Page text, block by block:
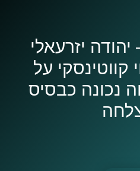
59 – יהודה יזרעאלי
על
נכונה כבסיס